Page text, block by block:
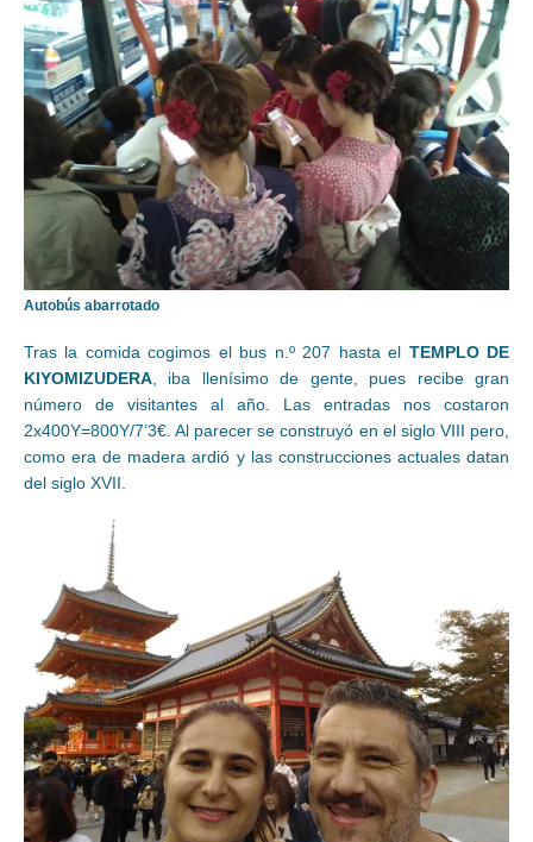
Autobús abarrotado
Tras la comida cogimos el bus n.º 207 hasta el TEMPLO DE
KIYOMIZUDERA , iba llenísimo de gente, pues recibe gran
número de visitantes al año. Las entradas nos costaron
2x400Y=800Y/7’3€. Al parecer se construyó en el siglo VIII pero,
como era de madera ardió y las construcciones actuales datan
del siglo XVII.